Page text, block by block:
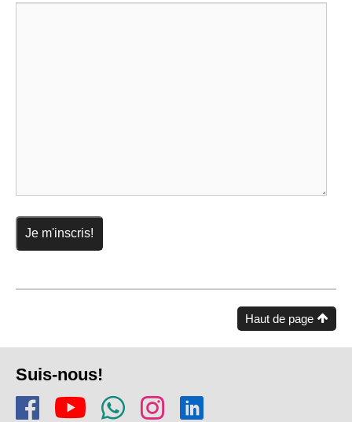
Haut de page
de
page
Suis-nous!
Rejoins-nous sur Facebook
Regarde-nous sur
Rejoins notre
Suis-nous sur